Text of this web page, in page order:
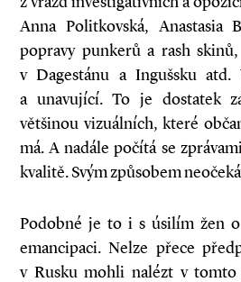
Anna Politkovská, Anastasia
popravy punkerů a rash
v Dagestánu a Ingušsku atd.
a unavující. To je dostatek
většinou vizuálních, které
má. A nadále počítá se
kvalitě. Svým způsobem
Podobné je to i s úsilím žen
emancipaci. Nelze přece
v Rusku mohli nalézt v